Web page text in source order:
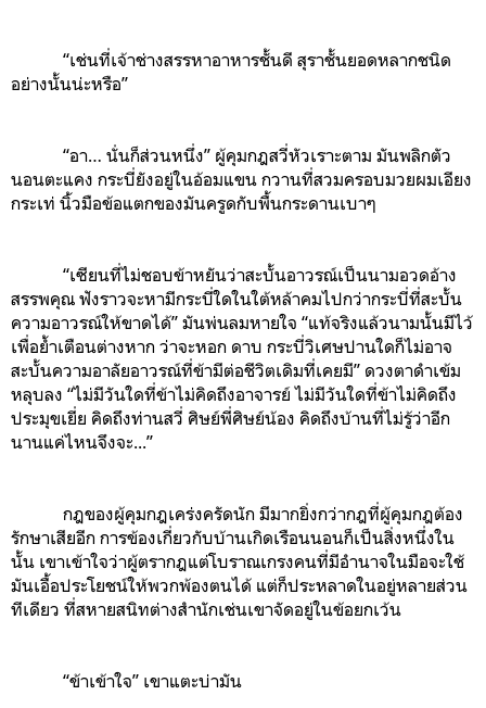
“เช่นที่เจ้าช่างสรรหาอาหารชั้นดี สุราชั้นยอดหลากชนิด
อย่างนั้นน่ะหรือ”
“อา… นั่นก็ส่วนหนึ่ง” ผู้คุมกฎสวี่หัวเราะตาม มันพลิกตัว
นอนตะแคง กระบี่ยังอยู่ในอ้อมแขน กวานที่สวมครอบมวยผมเอียง
กระเท่ นิ้วมือข้อแตกของมันครูดกับพื้นกระดานเบาๆ
“เซียนที่ไม่ชอบข้าหยันว่าสะบั้นอาวรณ์เป็นนามอวดอ้าง
สรรพคุณ ฟังราวจะหามีกระบี่ใดในใต้หล้าคมไปกว่ากระบี่ที่สะบั้น
ความอาวรณ์ให้ขาดได้” มันพ่นลมหายใจ “แท้จริงแล้วนามนั้นมีไว้
เพื่อย้ำเตือนต่างหาก ว่าจะหอก ดาบ กระบี่วิเศษปานใดก็ไม่อาจ
สะบั้นความอาลัยอาวรณ์ที่ข้ามีต่อชีวิตเดิมที่เคยมี” ดวงตาดำเข้ม
หลุบลง “ไม่มีวันใดที่ข้าไม่คิดถึงอาจารย์ ไม่มีวันใดที่ข้าไม่คิดถึง
ประมุขเยี่ย คิดถึงท่านสวี่ ศิษย์พี่ศิษย์น้อง คิดถึงบ้านที่ไม่รู้ว่าอีก
นานแค่ไหนจึงจะ...”
กฎของผู้คุมกฎเคร่งครัดนัก มีมากยิ่งกว่ากฎที่ผู้คุมกฎต้อง
รักษาเสียอีก การข้องเกี่ยวกับบ้านเกิดเรือนนอนก็เป็นสิ่งหนึ่งใน
นั้น เขาเข้าใจว่าผู้ตรากฎแต่โบราณเกรงคนที่มีอำนาจในมือจะใช้
มันเอื้อประโยชน์ให้พวกพ้องตนได้ แต่ก็ประหลาดในอยู่หลายส่วน
ทีเดียว ที่สหายสนิทต่างสำนักเช่นเขาจัดอยู่ในข้อยกเว้น
“ข้าเข้าใจ” เขาแตะบ่ามัน